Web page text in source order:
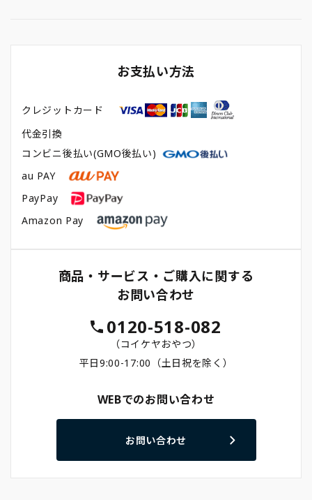
お支払い方法
クレジットカード
代金引換
コンビニ後払い(GMO後払い)
au PAY
PayPay
Amazon Pay
商品・サービス・ご購入に関する
お問い合わせ
0120-518-082
（コイケヤおやつ）
平日9:00-17:00（土日祝を除く）
WEBでのお問い合わせ
お問い合わせ